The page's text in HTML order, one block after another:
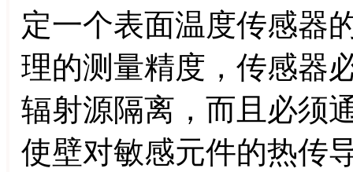
定一个表面温度传感器
理的测量精度，传感器
辐射源隔离，而且必须
使壁对敏感元件的热传